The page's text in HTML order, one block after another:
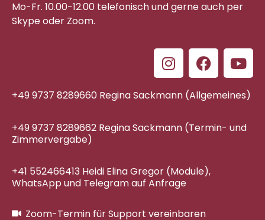
Mo-Fr. 10.00-12.00 telefonischund gerne auch per
Skype oder Zoom.
+49 9737 8289660 Regina Sackmann (Allgemeines)
+49 9737 8289662 Regina Sackmann (Termin- und
Zimmervergabe)
+41 552466413 Heidi Elina Gregor (Module),
WhatsApp und Telegram auf Anfrage
Zoom-Termin für Support vereinbaren